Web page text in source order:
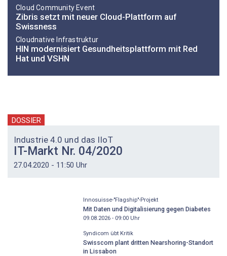
Cloud Community Event
Zibris setzt mit neuer Cloud-Plattform auf
Swissness
Cloudnative Infrastruktur
HIN modernisiert Gesundheitsplattform mit Red
Hat und VSHN
DOSSIER
Industrie 4.0 und das IIoT
IT-Markt Nr. 04/2020
27.04.2020 - 11:50 Uhr
Innosuisse-"Flagship"-Projekt
Mit Daten und Digitalisierung gegen Diabetes
09.08.2026 - 09:00Uhr
Syndicom übt Kritik
Swisscom plant dritten Nearshoring-Standort
in Lissabon